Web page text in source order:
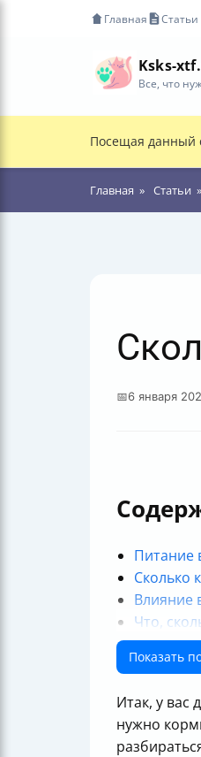
Главная Статьи
Ksks-
Все, что
Посещая данный
Главная Статьи
📅6 января
Питание
Сколько
Влияние
Что,
А как же
5
Чек-
В
Показать
Итак, у вас
нужно